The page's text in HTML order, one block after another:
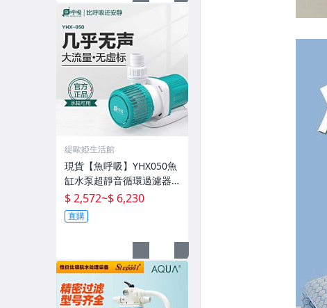
緹歐婭生活館
現貨【魚呼吸】YHX050魚
缸水泵超靜音循環過濾器
魚池潛水底吸變頻水陸
$ 2,572~$ 6,230
直購